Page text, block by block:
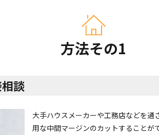
方法その1
談
大手ハウスメーカーや工務店などを通
用な中間マージンのカットすることが